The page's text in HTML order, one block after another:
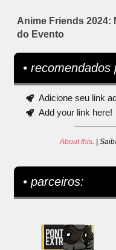
Anime Friends 2024:
do Evento
• recomendados
Adicione seu link
Add your link here!
About this. |
• parceiros: